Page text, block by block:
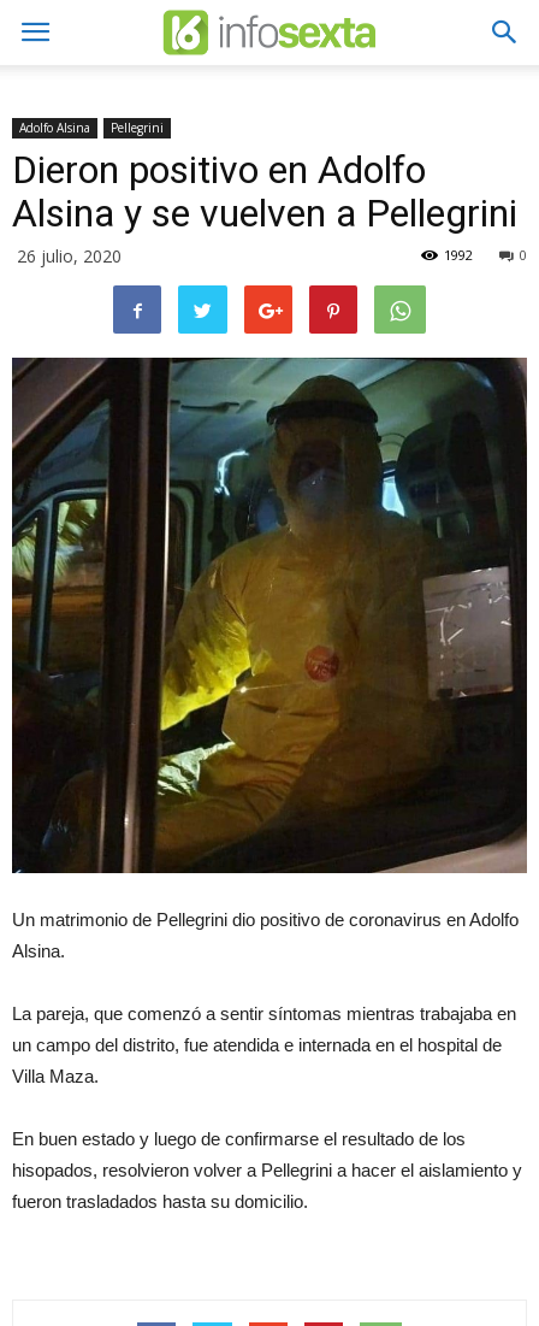
Adolfo Alsina Pellegrini
Dieron positivo en Adolfo
Alsina y se vuelven a Pellegrini
26 julio, 2020 0
1992
Un matrimonio de Pellegrini dio positivo de coronavirus en Adolfo
Alsina.
La pareja, que comenzó a sentir síntomas mientras trabajaba en
un campo del distrito, fue atendida e internada en el hospital de
Villa Maza.
En buen estado y luego de confirmarse el resultado de los
hisopados, resolvieron volver a Pellegrini a hacer el aislamiento y
fueron trasladados hasta su domicilio.